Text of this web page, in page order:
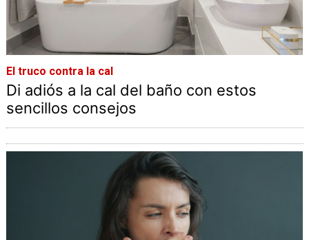
El truco contra la cal
Di adiós a la cal del baño con estos
sencillos consejos